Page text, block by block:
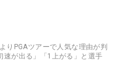
りPGAツアーで人気な理由が判
速が出る」「1上がる」と選手